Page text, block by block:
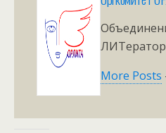
More Posts